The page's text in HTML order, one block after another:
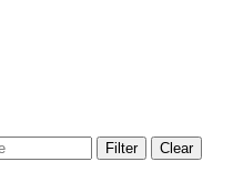
Filter Clear